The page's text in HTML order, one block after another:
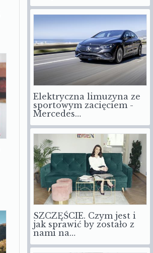
Elektryczna limuzyna ze
sportowym zacięciem -
Mercedes…
SZCZĘŚCIE. Czym jest i
jak sprawić by zostało z
nami na…